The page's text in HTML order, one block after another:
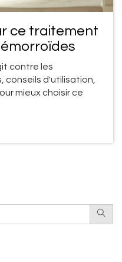
ce traitement
contre les
conseils d'utilisation,
mieux choisir ce